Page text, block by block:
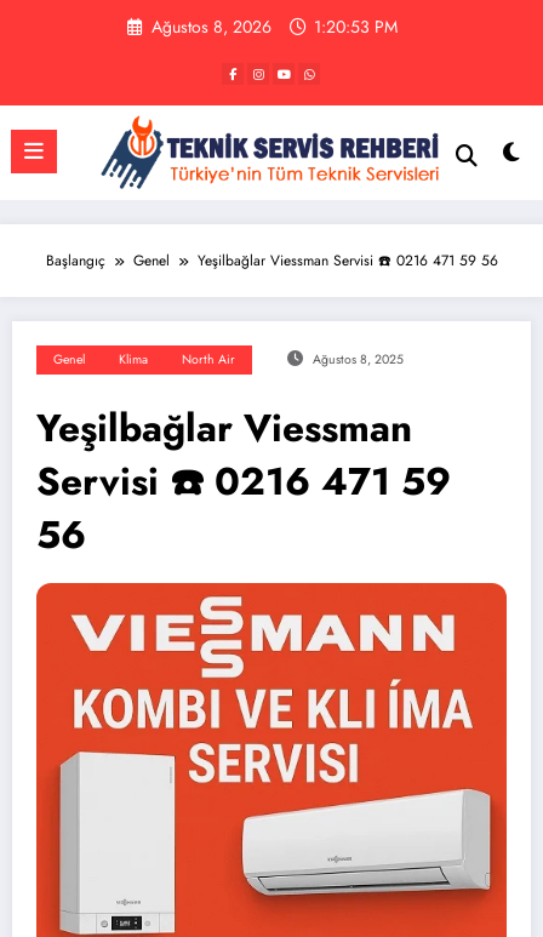
Ağustos 8, 2026 1:20:54 PM
Başlangıç Genel Yeşilbağlar Viessman Servisi ☎️ 0216 471 59 56
Genel Klima North Air Ağustos 8, 2025
Yeşilbağlar Viessman
Servisi ☎️ 0216 471 59
56